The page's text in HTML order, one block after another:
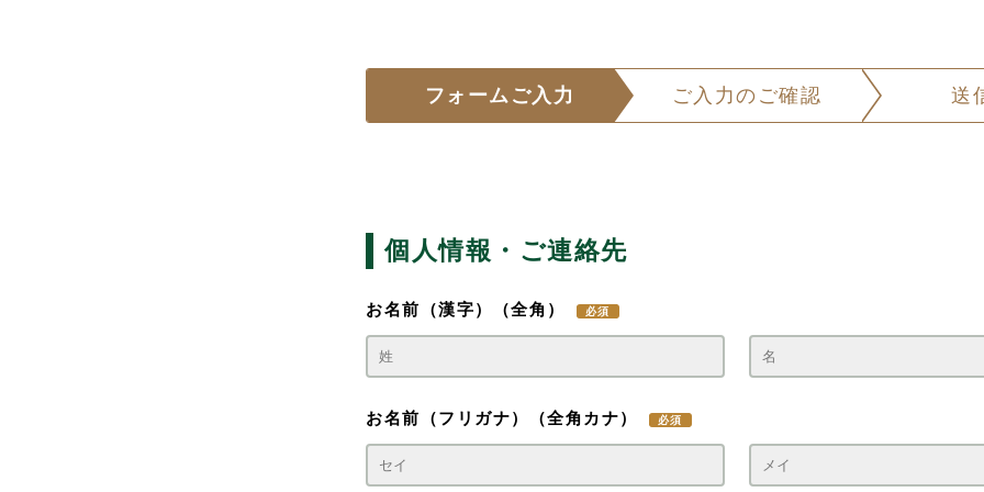
フォームご入力 ご入力のご確認 送
個人情報・ご連絡先
お名前（漢字） （全角）
お名前（フリガナ） （全角カナ）